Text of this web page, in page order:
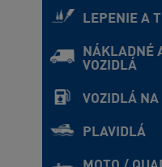
LEPENIE A
NÁKLADNÉ
VOZIDLÁ
VOZIDLÁ NA
PLAVIDLÁ